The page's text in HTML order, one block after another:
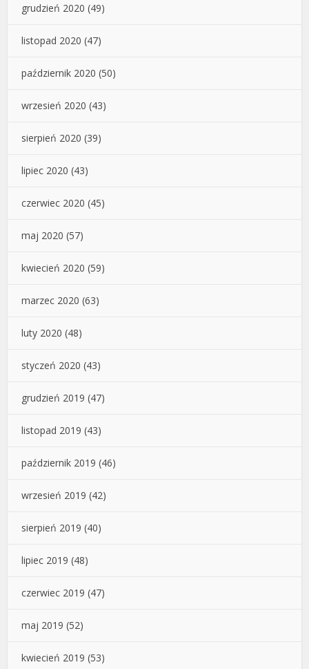
grudzień 2020 (49)
listopad 2020 (47)
październik 2020 (50)
wrzesień 2020 (43)
sierpień 2020 (39)
lipiec 2020 (43)
czerwiec 2020 (45)
maj 2020 (57)
kwiecień 2020 (59)
marzec 2020 (63)
luty 2020 (48)
styczeń 2020 (43)
grudzień 2019 (47)
listopad 2019 (43)
październik 2019 (46)
wrzesień 2019 (42)
sierpień 2019 (40)
lipiec 2019 (48)
czerwiec 2019 (47)
maj 2019 (52)
kwiecień 2019 (53)